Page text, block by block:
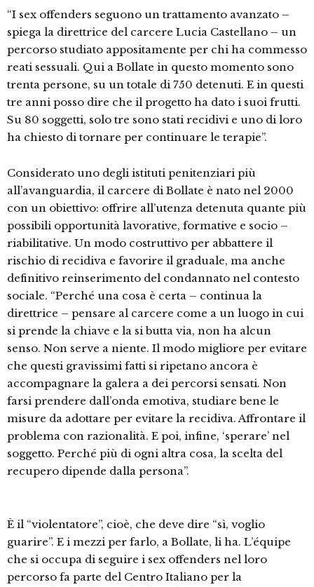
“I sex offenders seguono un trattamento avanzato –
spiega la direttrice del carcere Lucia Castellano – un
percorso studiato appositamente per chi ha commesso
reati sessuali. Qui a Bollate in questo momento sono
trenta persone, su un totale di 750 detenuti. E in questi
tre anni posso dire che il progetto ha dato i suoi frutti.
Su 80 soggetti, solo tre sono stati recidivi e uno di loro
ha chiesto di tornare per continuare le terapie”.
Considerato uno degli istituti penitenziari più
all’avanguardia, il carcere di Bollate è nato nel 2000
con un obiettivo: offrire all’utenza detenuta quante più
possibili opportunità lavorative, formative e socio –
riabilitative. Un modo costruttivo per abbattere il
rischio di recidiva e favorire il graduale, ma anche
definitivo reinserimento del condannato nel contesto
sociale. “Perché una cosa è certa – continua la
direttrice – pensare al carcere come a un luogo in cui
si prende la chiave e la si butta via, non ha alcun
senso. Non serve a niente. Il modo migliore per evitare
che questi gravissimi fatti si ripetano ancora è
accompagnare la galera a dei percorsi sensati. Non
farsi prendere dall’onda emotiva, studiare bene le
misure da adottare per evitare la recidiva. Affrontare il
problema con razionalità. E poi, infine, ‘sperare’ nel
soggetto. Perché più di ogni altra cosa, la scelta del
recupero dipende dalla persona”.
È il “violentatore”, cioè, che deve dire “sì, voglio
guarire”. E i mezzi per farlo, a Bollate, li ha. L’équipe
che si occupa di seguire i sex offenders nel loro
percorso fa parte del Centro Italiano per la